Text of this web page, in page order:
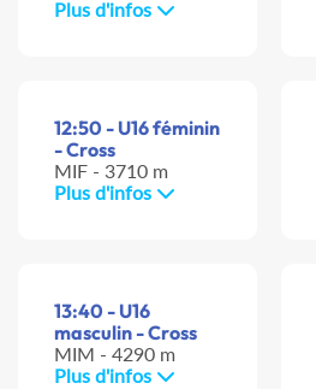
Plus d'infos
12:50 - U16 féminin
- Cross
MIF - 3710 m
Plus d'infos
13:40 - U16
masculin - Cross
MIM - 4290 m
Plus d'infos